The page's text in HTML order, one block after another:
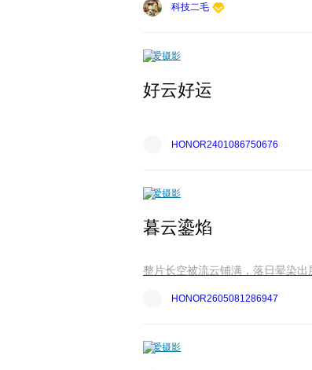
科技二毛
爱摄影
好云好运
HONOR2401086750676
爱摄影
暮云鎏焰
整片长空被流云铺满，落日晕染
HONOR2605081286947
爱摄影